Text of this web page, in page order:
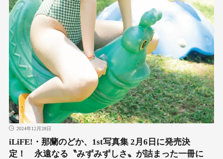
2024年12月28日
iLiFE!・那蘭のどか、1st写真集 2月6日に発売決
定！ 永遠なる〝みずみずしさ〟が詰まった一冊に